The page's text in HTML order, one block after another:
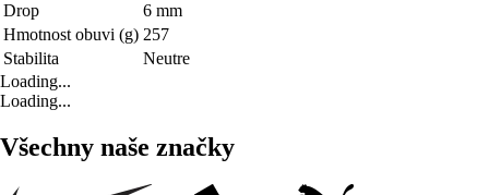
Drop
6 mm
Hmotnost obuvi (g) 257
Stabilita
Neutre
Loading...
Loading...
Všechny naše značky